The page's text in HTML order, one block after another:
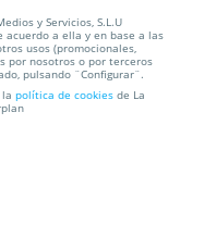
Sábado 20
y Servicios, S.L.U
a ella y en base a las
usos (promocionales,
por nosotros o por terceros
pulsando ¨Configurar¨.
la política de cookies de La